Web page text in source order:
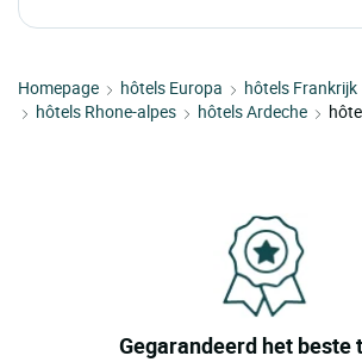
Homepage hôtels Europa
hôtels Frankrijk
hôtels Rhone-alpes
hôtels Ardeche
Gegarandeerd het beste